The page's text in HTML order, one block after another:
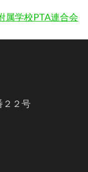
属学校PTA連合会
２２号